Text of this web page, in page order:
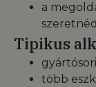
a
Tipikus
több